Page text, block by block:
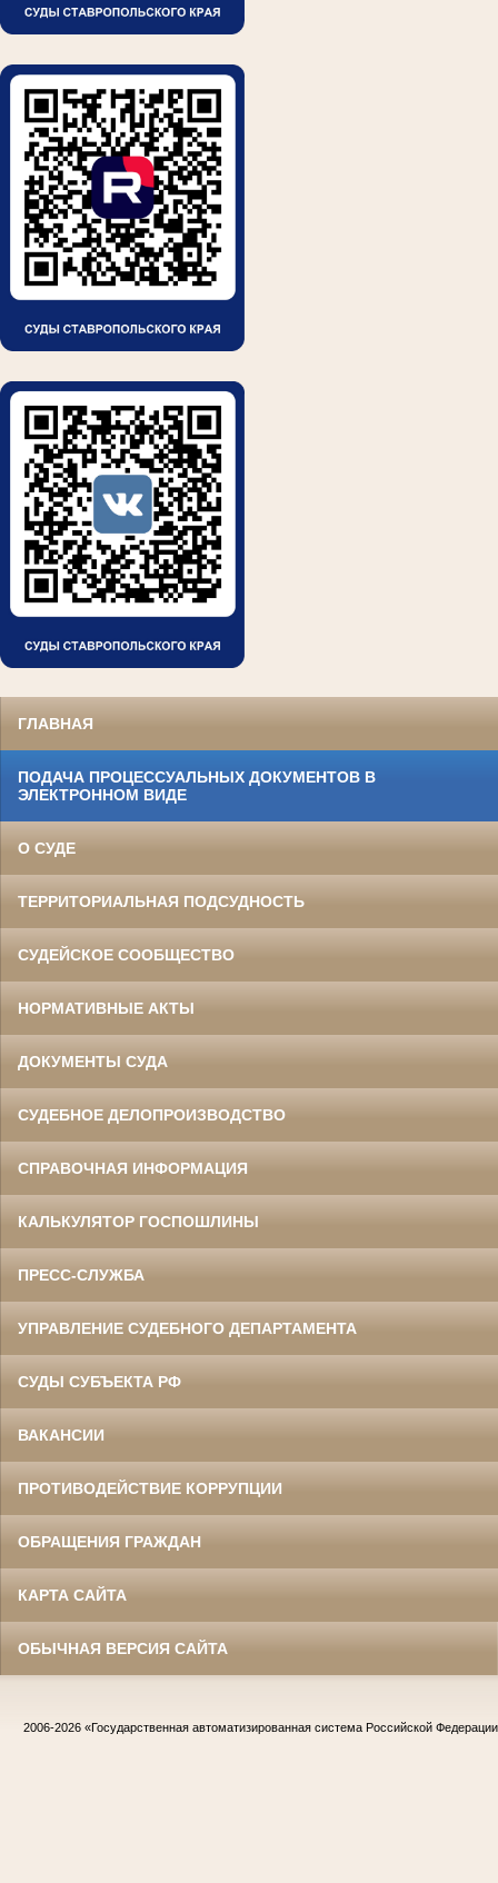
ГЛАВНАЯ
ПОДАЧА ПРОЦЕССУАЛЬНЫХ ДОКУМЕНТОВ В
ЭЛЕКТРОННОМ ВИДЕ
О СУДЕ
ТЕРРИТОРИАЛЬНАЯ ПОДСУДНОСТЬ
СУДЕЙСКОЕ СООБЩЕСТВО
НОРМАТИВНЫЕ АКТЫ
ДОКУМЕНТЫ СУДА
СУДЕБНОЕ ДЕЛОПРОИЗВОДСТВО
СПРАВОЧНАЯ ИНФОРМАЦИЯ
КАЛЬКУЛЯТОР ГОСПОШЛИНЫ
ПРЕСС-СЛУЖБА
УПРАВЛЕНИЕ СУДЕБНОГО ДЕПАРТАМЕНТА
СУДЫ СУБЪЕКТА РФ
ВАКАНСИИ
ПРОТИВОДЕЙСТВИЕ КОРРУПЦИИ
ОБРАЩЕНИЯ ГРАЖДАН
КАРТА САЙТА
ОБЫЧНАЯ ВЕРСИЯ САЙТА
2006-2026 «Государственная автоматизированная система Российской